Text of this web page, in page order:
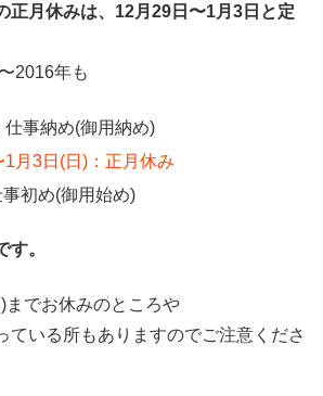
正月休みは、12月29日〜1月3日と定
2016年も
仕事納め(御用納め)
1月3日(日)：正月休み
初め(御用始め)
。
までお休みのところや
ている所もありますのでご注意くださ